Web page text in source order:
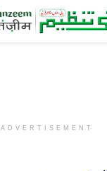
ADVERTISEMENT